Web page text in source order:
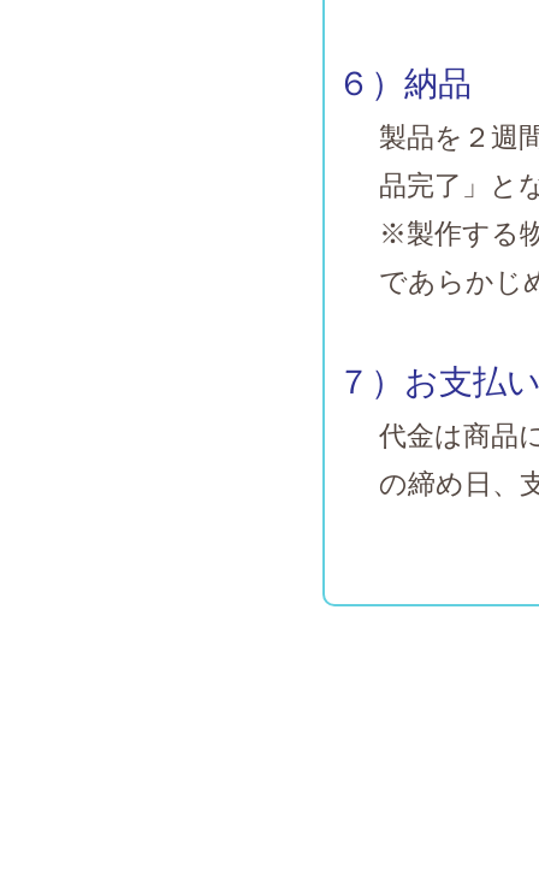
６）納品
製品を２週
品完了」と
※製作する
であらかじ
７）お支払
代金は商品
の締め日、